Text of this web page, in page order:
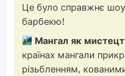
Це було справжнє
барбекю!
Мангал як
країнах мангали
різьбленням,